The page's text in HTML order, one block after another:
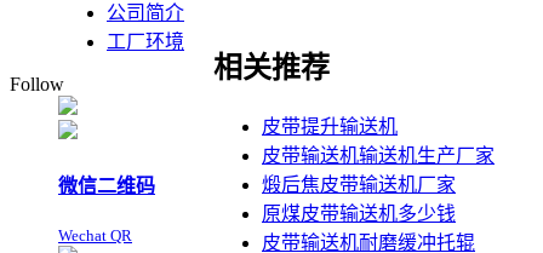
相关推荐
皮带提升输送机
皮带输送机输送机生产厂家
煅后焦皮带输送机厂家
原煤皮带输送机多少钱
皮带输送机耐磨缓冲托辊
公司简介
工厂环境
Follow
微信二维码
Wechat QR